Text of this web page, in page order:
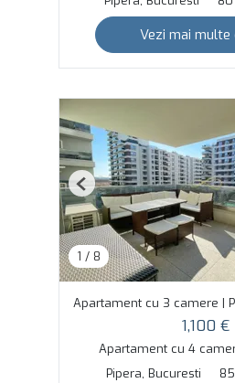
Vezi mai multe
1 / 8
Previous
Apartament cu 3 camere |
1,100 €
Apartament cu 4
Pipera, Bucuresti